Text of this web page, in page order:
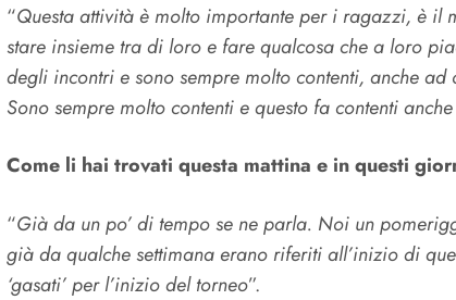
“Questa attività è molto importante per i ragazzi, è il
stare insieme tra di loro e fare qualcosa che a loro
degli incontri e sono sempre molto contenti, anche
Sono sempre molto contenti e questo fa contenti
Come li hai trovati questa mattina e in questi
“Già da un po’ di tempo se ne parla. Noi un
già da qualche settimana erano riferiti all’inizio di
‘gasati’ per l’inizio del torneo”.